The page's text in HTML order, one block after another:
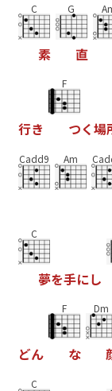
C
素
G
直
行き
F
つく場
Cadd9 Am
C
夢を手にし
どん
F
な
Dm
C